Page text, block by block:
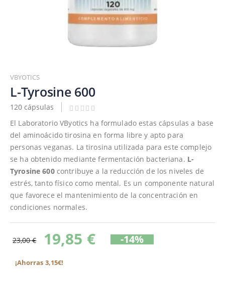
al
comienzo
de
la
galería
imágenes
VBYOTICS
L-Tyrosine 600
120 cápsulas
El Laboratorio VByotics ha formulado estas cápsulas a base
del aminoácido tirosina en forma libre y apto para
personas veganas. La tirosina utilizada para este complejo
se ha obtenido mediante fermentación bacteriana. L-
Tyrosine 600contribuye a la reducción de los niveles de
estrés, tanto físico como mental. Es un componente natural
que favorece el mantenimiento de la concentración en
condiciones normales.
23,00 € 19,85 € -14%
¡Ahorras 3,15€!